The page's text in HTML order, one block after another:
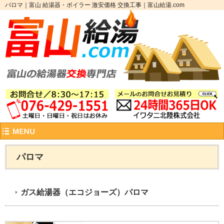
パロマ｜富山 給湯器・ボイラー 激安価格 交換工事｜富山給湯.com
パロマ
ガス給湯器（エコジョーズ）パロマ